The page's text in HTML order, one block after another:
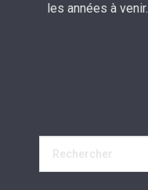
les années à venir.